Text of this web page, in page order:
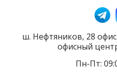
ш. Нефтяников, 28
офисный
Пн-Пт: